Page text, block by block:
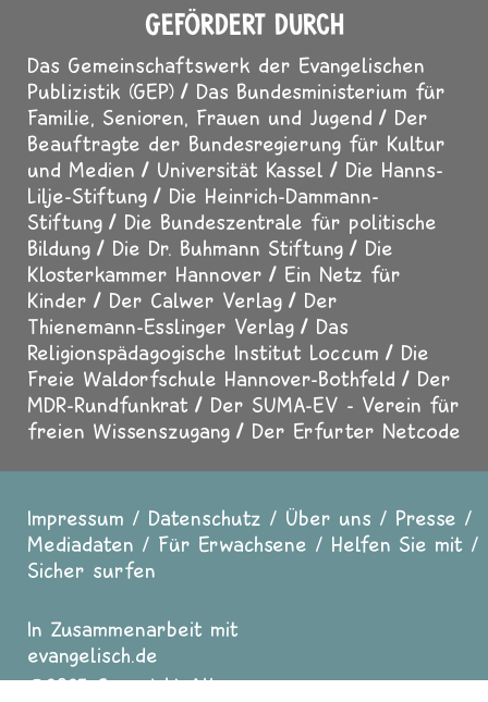
GEFÖRDERT DURCH
Das Gemeinschaftswerk der Evangelischen
Publizistik (GEP)
Das Bundesministerium für
Familie, Senioren, Frauen und Jugend
Der
Beauftragte der Bundesregierung für Kultur
und Medien
Universität Kassel
Die Hanns-
Lilje-Stiftung
Die Heinrich-Dammann-
Stiftung
Die Bundeszentrale für politische
Bildung
Die Dr. Buhmann Stiftung
Die
Klosterkammer Hannover
Ein Netz für
Kinder
Der Calwer Verlag
Der
Thienemann-Esslinger Verlag
Das
Religionspädagogische Institut Loccum
Die
Freie Waldorfschule Hannover-Bothfeld
Der
MDR-Rundfunkrat
Der SUMA-EV - Verein für
freien Wissenszugang
Der Erfurter Netcode
Fußzeile
Impressum Datenschutz Über uns
Presse
Mediadaten
Für Erwachsene
Helfen Sie mit
Sicher surfen
In Zusammenarbeit mit
evangelisch.de
2025 Copyright All